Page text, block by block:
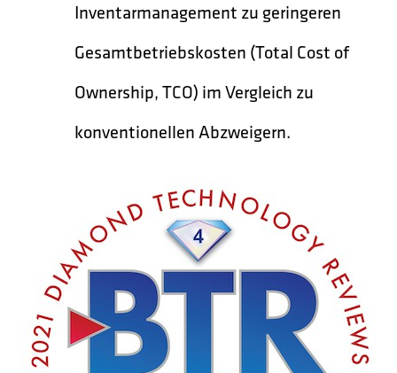
Inventarmanagement zu geringeren
Gesamtbetriebskosten (Total Cost of
Ownership, TCO) im Vergleich zu
konventionellen Abzweigern.